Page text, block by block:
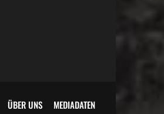
ÜBER UNS MEDIADATEN